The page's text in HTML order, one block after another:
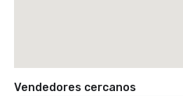
Vendedores cercanos